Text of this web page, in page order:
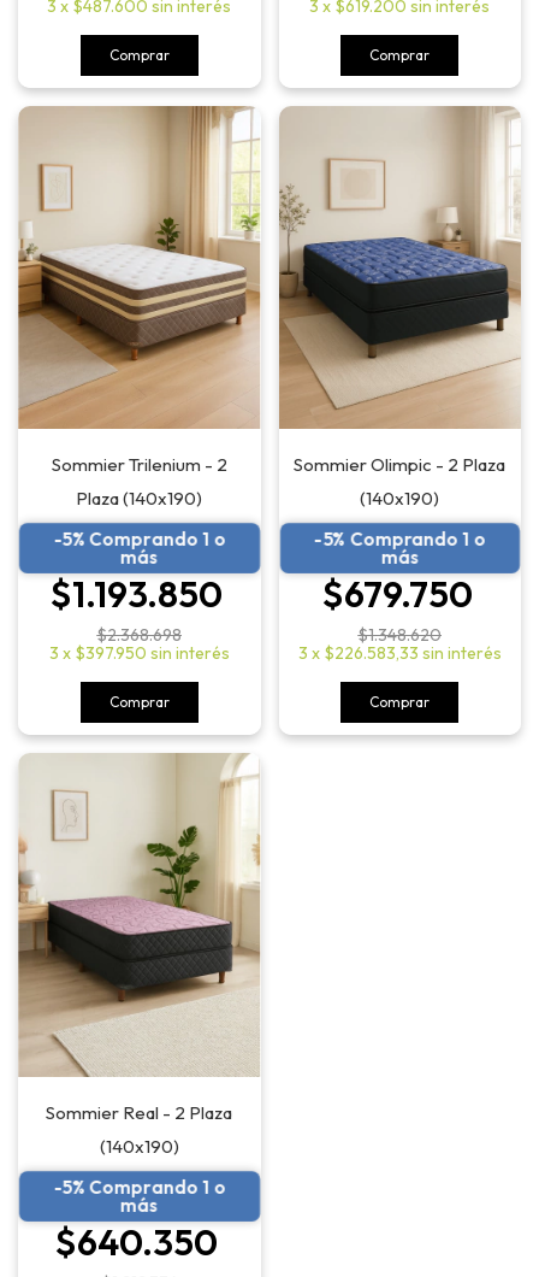
3 x $487.600 sin interés
Comprar
3 x $619.200 sin interés
Comprar
Sommier Trilenium - 2
Plaza (140x190)
-5% Comprando 1 o
más
$1.193.850
$2.368.698
3 x $397.950 sin interés
Comprar
Sommier Olimpic - 2 Plaza
(140x190)
-5% Comprando 1 o
más
$679.750
$1.348.620
3 x $226.583,33 sin interés
Comprar
Sommier Real - 2 Plaza
(140x190)
-5% Comprando 1 o
más
$640.350